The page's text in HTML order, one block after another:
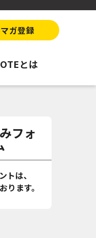
ガ登録
とは
フォ
トは、
ります。